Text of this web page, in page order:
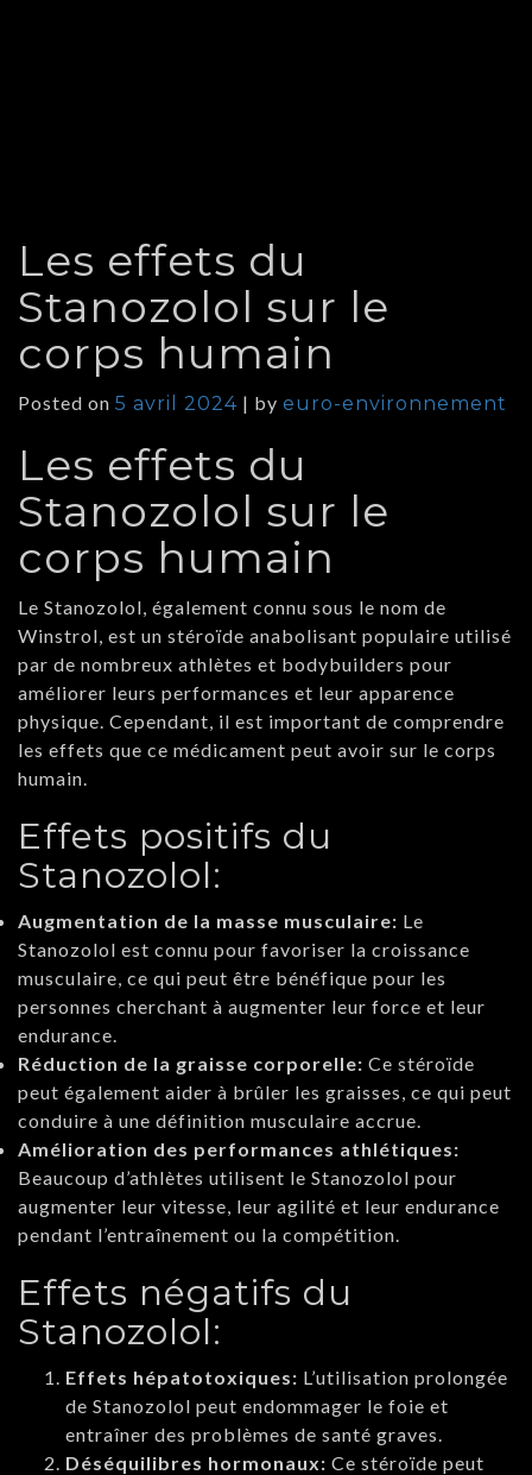
Les effets du
Stanozolol sur le
corps humain
Posted on 5 avril 2024 | by euro-environnement
Les effets du
Stanozolol sur le
corps humain
Le Stanozolol, également connu sous le nom de
Winstrol, est un stéroïde anabolisant populaire utilisé
par de nombreux athlètes et bodybuilders pour
améliorer leurs performances et leur apparence
physique. Cependant, il est important de comprendre
les effets que ce médicament peut avoir sur le corps
humain.
Effets positifs du
Stanozolol:
Augmentation de la masse musculaire: Le
Stanozolol est connu pour favoriser la croissance
musculaire, ce qui peut être bénéfique pour les
personnes cherchant à augmenter leur force et leur
endurance.
Réduction de la graisse corporelle: Ce stéroïde
peut également aider à brûler les graisses, ce qui peut
conduire à une définition musculaire accrue.
Amélioration des performances athlétiques:
Beaucoup d’athlètes utilisent le Stanozolol pour
augmenter leur vitesse, leur agilité et leur endurance
pendant l’entraînement ou la compétition.
Effets négatifs du
Stanozolol:
Effets hépatotoxiques: L’utilisation prolongée
de Stanozolol peut endommager le foie et
entraîner des problèmes de santé graves.
Déséquilibres hormonaux: Ce stéroïde peut